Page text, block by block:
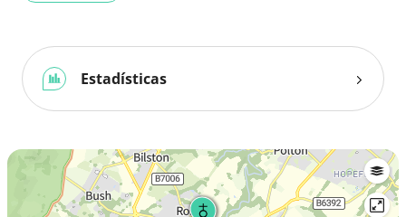
Estadísticas